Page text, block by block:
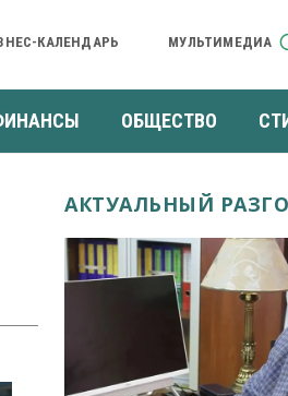
КАЛЕНДАРЬ МУЛЬТИМЕДИА
ОБЩЕСТВО
АКТУАЛЬНЫЙ